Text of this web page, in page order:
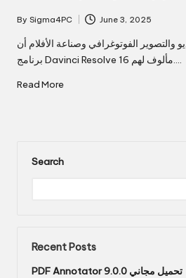
Posted
by
By Sigma4PC June 3, 2025
والتصوير الفوتوغرافي وصناعة الأفلام أن
برنامج Davinci Resolve 16 مألوف لهم.…
Read More
Search
Recent Posts
PDF Annotator 9.0.0 تحميل مجاني